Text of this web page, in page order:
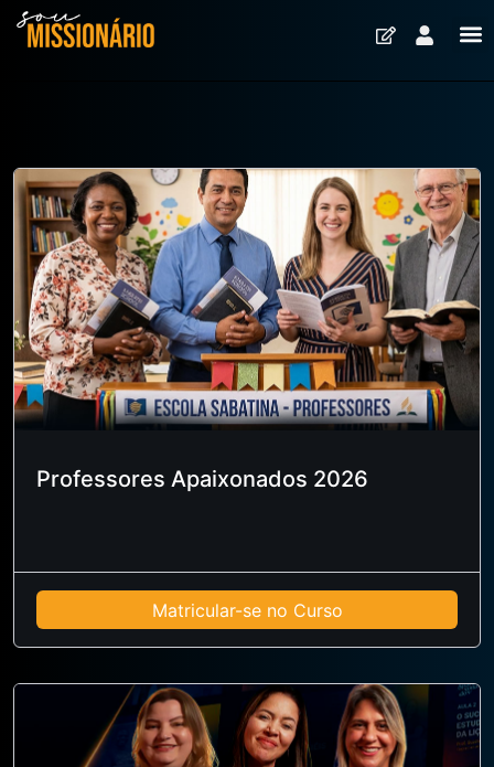
Professores Apaixonados 2026
Matricular-se no Curso